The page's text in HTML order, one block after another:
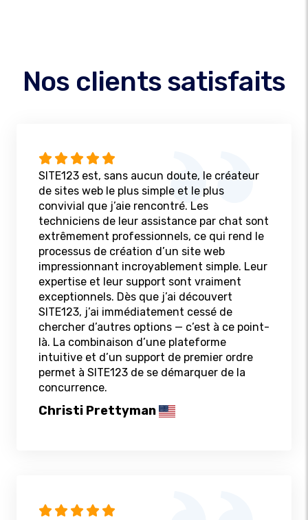
Nos clients satisfaits
SITE123 est, sans aucun doute, le créateur
de sites web le plus simple et le plus
convivial que j’aie rencontré. Les
techniciens de leur assistance par chat sont
extrêmement professionnels, ce qui rend le
processus de création d’un site web
impressionnant incroyablement simple. Leur
expertise et leur support sont vraiment
exceptionnels. Dès que j’ai découvert
SITE123, j’ai immédiatement cessé de
chercher d’autres options — c’est à ce point-
là. La combinaison d’une plateforme
intuitive et d’un support de premier ordre
permet à SITE123 de se démarquer de la
concurrence.
Christi Prettyman